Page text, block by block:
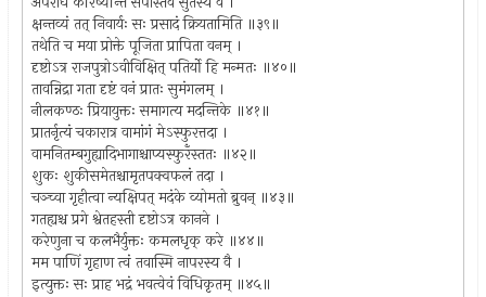
क्षन्तव्यं तत् निवार्यः सः प्रसादं क्रियतामिति ॥३९॥
तथेति च मया प्रोक्ते पूजिता प्रापिता वनम् ।
दृष्टोऽत्र राजपुत्रोऽवीविक्षित् पतिर्यो हि मन्मतः ॥४०॥
तावन्निद्रा गता दृष्टं वनं प्रातः सुमंगलम् ।
नीलकण्ठः प्रियायुक्तः समागत्य मदन्तिके ॥४१॥
प्रातर्नृत्यं चकारात्र वामांगं मेऽस्फुरत्तदा ।
वामनितम्बगुह्यादिभागाश्चाप्यस्फुरँस्ततः ॥४२॥
शुकः शुकीसमेतश्चामृतपक्वफलं तदा ।
चञ्च्वा गृहीत्वा न्यक्षिपत् मदंके व्योमतो ब्रुवन् ॥४३॥
गतह्यश्च प्रगे श्वेतहस्ती दृष्टोऽत्र कानने ।
करेणुना च कलभैर्युक्तः कमलधृक् करे ॥४४॥
मम पाणिं गृहाण त्वं तवास्मि नापरस्य वै ।
इत्युक्तः सः प्राह भद्रं भवत्वेवं विधिकृतम् ॥४५॥